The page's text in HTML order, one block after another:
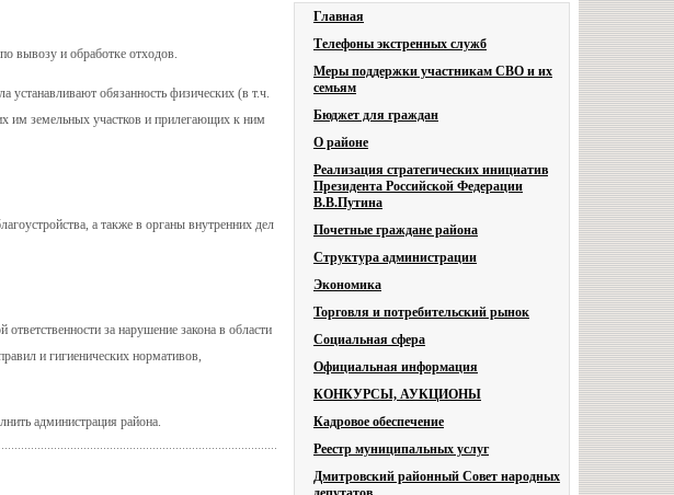
вывозу и обработке отходов.
обязанность физических (в т.ч.
им земельных участков и прилегающих к ним
а также в органы внутренних дел
за нарушение закона в области
и гигиенических нормативов,
администрация района.
Главная
Телефоны экстренных служб
Меры поддержки участникам СВО и их
семьям
Бюджет для граждан
О районе
Реализация стратегических инициатив
Президента Российской Федерации
В.В.Путина
Почетные граждане района
Структура администрации
Экономика
Торговля и потребительский рынок
Социальная сфера
Официальная информация
КОНКУРСЫ, АУКЦИОНЫ
Кадровое обеспечение
Реестр муниципальных услуг
Дмитровский районный Совет народных